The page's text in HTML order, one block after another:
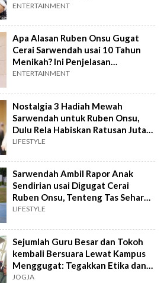
ENTERTAINMENT
Apa Alasan Ruben Onsu Gugat
Cerai Sarwendah usai 10 Tahun
Menikah? Ini Penjelasan
Pengadilan
ENTERTAINMENT
Nostalgia 3 Hadiah Mewah
Sarwendah untuk Ruben Onsu,
Dulu Rela Habiskan Ratusan Juta
demi Suami Tercinta
LIFESTYLE
Sarwendah Ambil Rapor Anak
Sendirian usai Digugat Cerai
Ruben Onsu, Tenteng Tas Seharga
Rp600 Juta
LIFESTYLE
Sejumlah Guru Besar dan Tokoh
kembali Bersuara Lewat Kampus
Menggugat: Tegakkan Etika dan
Konstitusi
JOGJA